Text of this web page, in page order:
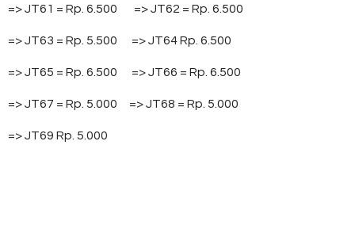
=> JT61 = Rp. 6.500 => JT62 = Rp. 6.500
=> JT63 = Rp. 5.500 => JT64 Rp. 6.500
=> JT65 = Rp. 6.500 => JT66 = Rp. 6.500
=> JT67 = Rp. 5.000 => JT68 = Rp. 5.000
=> JT69 Rp. 5.000